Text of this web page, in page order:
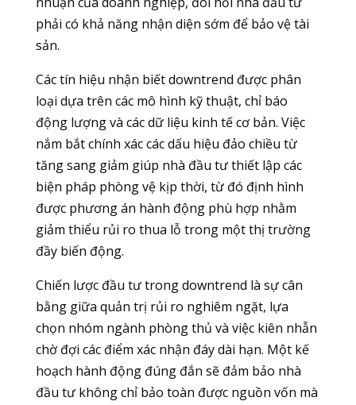
phải có khả năng nhận diện sớm để bảo vệ tài
sản.
Các tín hiệu nhận biết downtrend được phân
loại dựa trên các mô hình kỹ thuật, chỉ báo
động lượng và các dữ liệu kinh tế cơ bản. Việc
nắm bắt chính xác các dấu hiệu đảo chiều từ
tăng sang giảm giúp nhà đầu tư thiết lập các
biện pháp phòng vệ kịp thời, từ đó định hình
được phương án hành động phù hợp nhằm
giảm thiểu rủi ro thua lỗ trong một thị trường
đầy biến động.
Chiến lược đầu tư trong downtrend là sự cân
bằng giữa quản trị rủi ro nghiêm ngặt, lựa
chọn nhóm ngành phòng thủ và việc kiên nhẫn
chờ đợi các điểm xác nhận đáy dài hạn. Một kế
hoạch hành động đúng đắn sẽ đảm bảo nhà
đầu tư không chỉ bảo toàn được nguồn vốn mà